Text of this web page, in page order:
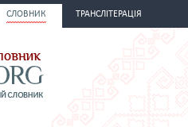
СЛОВНИК ТРАНСЛІТЕРАЦІЯ